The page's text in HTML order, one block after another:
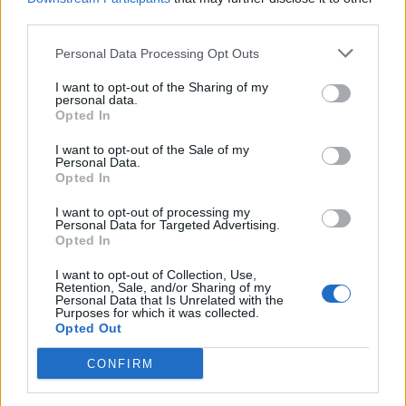
Personal Data Processing Opt Outs
I want to opt-out of the Sharing of my
personal data.
Opted In
I want to opt-out of the Sale of my
Personal Data.
Opted In
I want to opt-out of processing my
Personal Data for Targeted Advertising.
Opted In
I want to opt-out of Collection, Use,
Retention, Sale, and/or Sharing of my
Personal Data that Is Unrelated with the
Purposes for which it was collected.
Opted Out
CONFIRM
της Ιατρικής και
Ιατρικής Ηθικής της
Ιατρικής Σχολής ΕΚΠΑ
11 Μαρτίου 2026
Βουλής των Ελλήνων